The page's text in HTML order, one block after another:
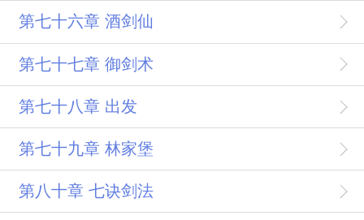
第七十六章 酒剑仙
第七十七章 御剑术
第七十八章 出发
第七十九章 林家堡
第八十章 七诀剑法